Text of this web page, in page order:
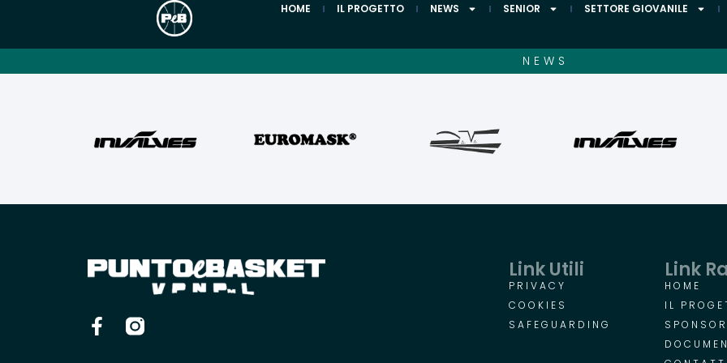
HOME IL PROGETTO NEWS SENIOR SETTORE GIOVANILE
NEWS
Link Utili
PRIVACY
COOKIES
SAFEGUARDING
Link
HOME
IL
SPONSOR